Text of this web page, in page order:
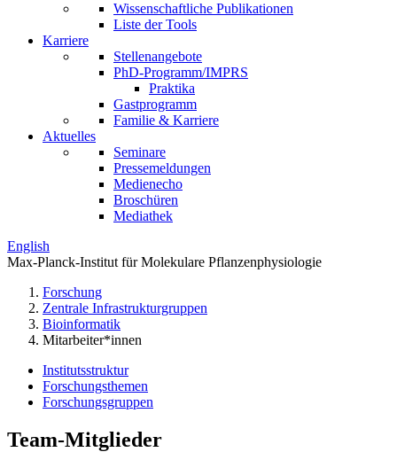
Wissenschaftliche Publikationen
Liste der Tools
Karriere
Stellenangebote
PhD-Programm/IMPRS
Praktika
Gastprogramm
Familie & Karriere
Aktuelles
Seminare
Pressemeldungen
Medienecho
Broschüren
Mediathek
English
Max-Planck-Institut für Molekulare Pflanzenphysiologie
Forschung
Zentrale Infrastrukturgruppen
Bioinformatik
Mitarbeiter*innen
Institutsstruktur
Forschungsthemen
Forschungsgruppen
Team-Mitglieder